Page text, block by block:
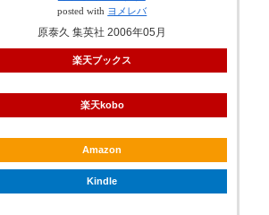
posted with ヨメレバ
原泰久 集英社 2006年05月
楽天ブックス
楽天kobo
Amazon
Kindle